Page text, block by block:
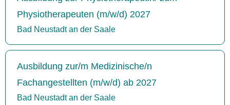
Physiotherapeuten (m/w/d) 2027
Bad Neustadt an der Saale
Ausbildung zur/m Medizinische/n
Fachangestellten (m/w/d) ab 2027
Bad Neustadt an der Saale